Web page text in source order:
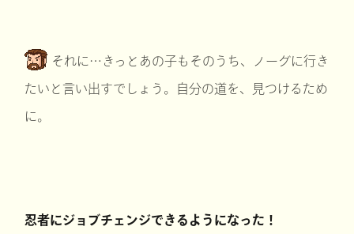
それに…きっとあの子もそのうち、ノーグに行き
たいと言い出すでしょう。自分の道を、見つけるため
に。
忍者にジョブチェンジできるようになった！